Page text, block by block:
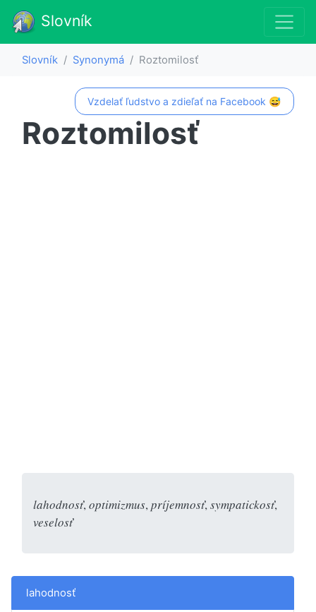
Slovník
Slovník Synonymá Roztomilosť
Vzdelať ľudstvo a zdieľať na Facebook 😅
Roztomilosť
lahodnosť, optimizmus, príjemnosť, sympatickosť,
veselosť
lahodnosť